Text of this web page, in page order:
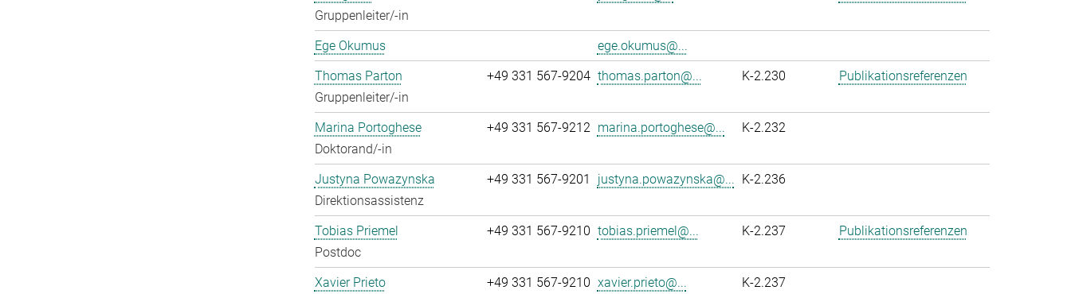
Gruppenleiter/-in
Ege Okumus
ege.okumus@...
Thomas Parton
Gruppenleiter/-in
+49 331 567-9204 thomas.parton@... K-2.230 Publikationsreferenzen
Marina Portoghese
Doktorand/-in
+49 331 567-9212 marina.portoghese@... K-2.232
Justyna Powazynska
Direktionsassistenz
+49 331 567-9201 justyna.powazynska@... K-2.236
Tobias Priemel
Postdoc
+49 331 567-9210 tobias.priemel@... K-2.237 Publikationsreferenzen
Xavier Prieto
+49 331 567-9210 xavier.prieto@... K-2.237